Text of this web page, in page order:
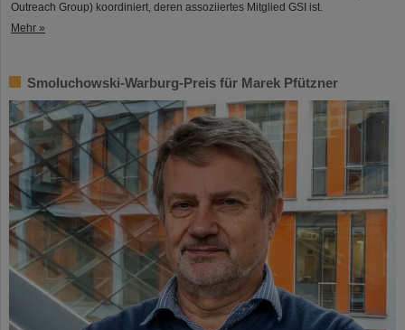
Outreach Group) koordiniert, deren assoziiertes Mitglied GSI ist.
Mehr »
Smoluchowski-Warburg-Preis für Marek Pfützner